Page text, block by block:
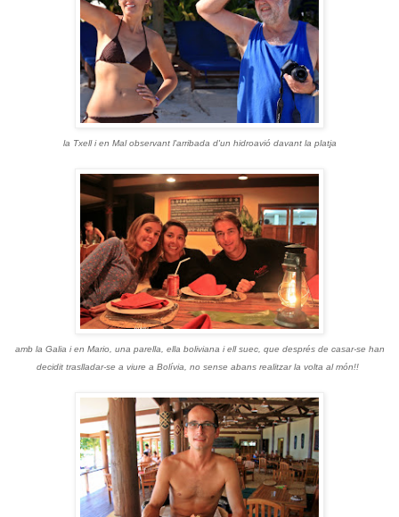
la Txell i en Mal observant l'arribada d'un hidroavió davant la platja
amb la Galia i en Mario, una parella, ella boliviana i ell suec, que després de casar-se han
decidit traslladar-se a viure a Bolívia, no sense abans realitzar la volta al món!!